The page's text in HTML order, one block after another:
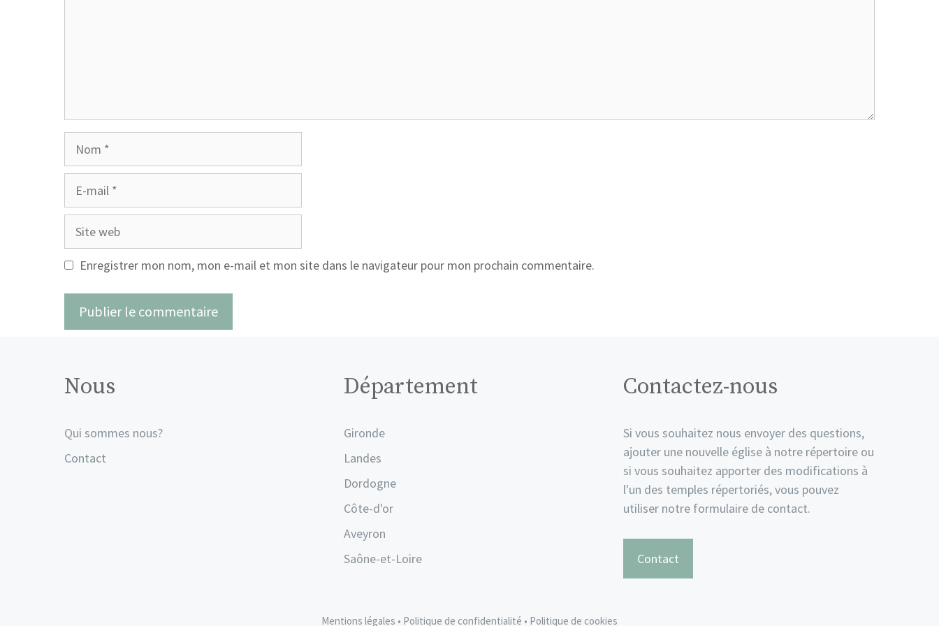
Site
Enregistrer mon nom, mon e-mail et mon site dans le navigateur pour mon prochain commentaire.
Nous
Qui sommes nous?
Contact
Département
Gironde
Landes
Dordogne
Côte-d'or
Aveyron
Saône-et-Loire
Contactez-nous
Si vous souhaitez nous envoyer des questions,
ajouter une nouvelle église à notre répertoire ou
si vous souhaitez apporter des modifications à
l'un des temples répertoriés, vous pouvez
utiliser notre formulaire de contact.
Contact
Mentions légales • Politique de confidentialité • Politique de cookies